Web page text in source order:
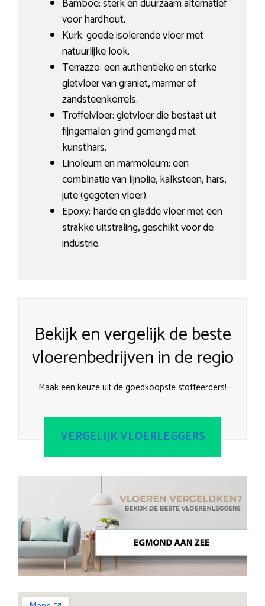
Bamboe: sterk en duurzaam alternatief
voor hardhout.
Kurk: goede isolerende vloer met
natuurlijke look.
Terrazzo: een authentieke en sterke
gietvloer van graniet, marmer of
zandsteenkorrels.
Troffelvloer: gietvloer die bestaat uit
fijngemalen grind gemengd met
kunsthars.
Linoleum en marmoleum: een
combinatie van lijnolie, kalksteen, hars,
jute (gegoten vloer).
Epoxy: harde en gladde vloer met een
strakke uitstraling, geschikt voor de
industrie.
Bekijk en vergelijk de beste
vloerenbedrijven in de regio
Maak een keuze uit de goedkoopste stoffeerders!
VERGELIJK VLOERLEGGERS